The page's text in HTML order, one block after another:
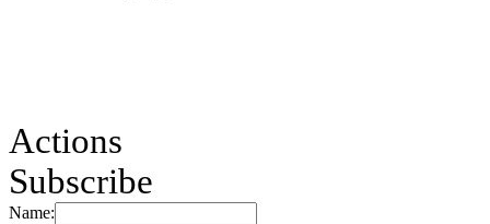
Actions
Subscribe
Name: